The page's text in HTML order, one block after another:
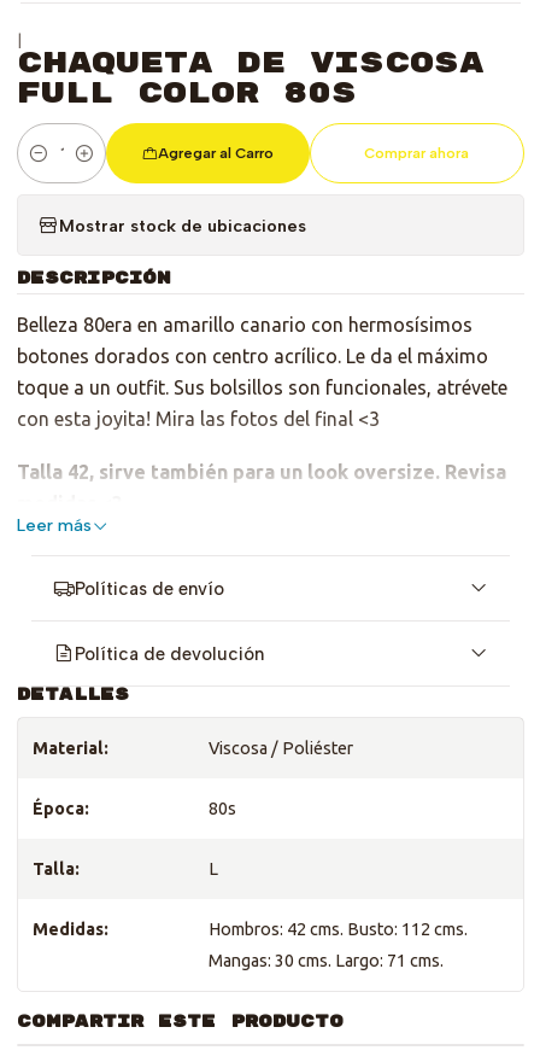
|
Chaqueta de Viscosa
Full Color 80s
Cantidad
Agregar al Carro Comprar ahora
Mostrar stock de ubicaciones
DESCRIPCIÓN
Belleza 80era en amarillo canario con hermosísimos
botones dorados con centro acrílico. Le da el máximo
toque a un outfit. Sus bolsillos son funcionales, atrévete
con esta joyita! Mira las fotos del final <3
Talla 42, sirve también para un look oversize. Revisa
Tiene una mancha tenue en la parte posterior, ver última
foto, pero NADA la detiene. Recuerda que parte de la moda
circular es obviar detalles y segur dando vida.
Leer más
Políticas de envío
Política de devolución
DETALLES
Material: Viscosa / Poliéster
Época: 80s
Talla: L
Medidas:
Hombros: 42 cms. Busto: 112 cms.
Mangas: 30 cms. Largo: 71 cms.
COMPARTIR ESTE PRODUCTO